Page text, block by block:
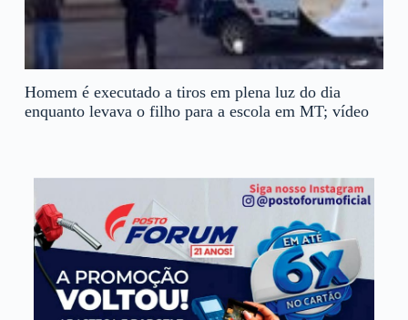
Homem é executado a tiros em plena luz do dia
enquanto levava o filho para a escola em MT; vídeo